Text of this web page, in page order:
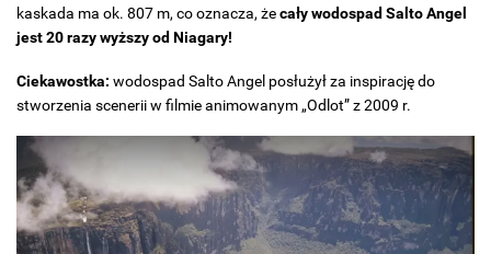
kaskada ma ok. 807 m, co oznacza, żecały wodospad Salto Angel
jest 20 razy wyższy od Niagary!
Ciekawostka: wodospad Salto Angel posłużył za inspirację do
stworzenia scenerii w filmie animowanym „Odlot” z 2009 r.